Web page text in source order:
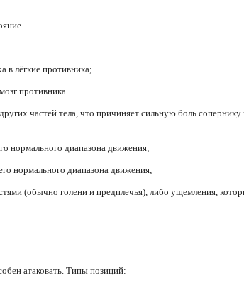
в лёгкие противника;
противника.
частей тела, что причиняет сильную боль сопернику
нормального диапазона движения;
нормального диапазона движения;
(обычно голени и предплечья), либо ущемления,
атаковать. Типы позиций: